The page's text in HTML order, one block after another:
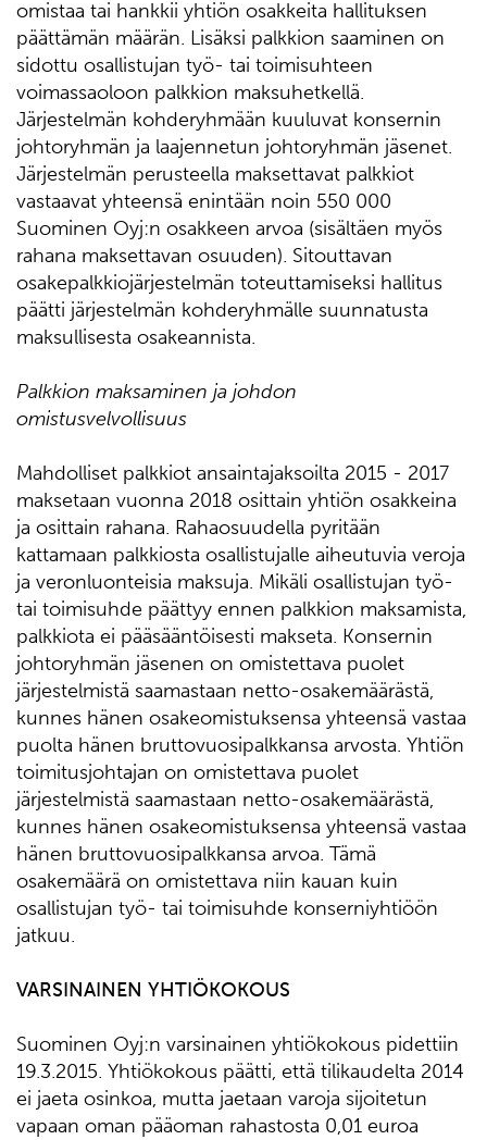
omistaa tai hankkii yhtiön osakkeita hallituksen
päättämän määrän. Lisäksi palkkion saaminen on
sidottu osallistujan työ- tai toimisuhteen
voimassaoloon palkkion maksuhetkellä.
Järjestelmän kohderyhmään kuuluvat konsernin
johtoryhmän ja laajennetun johtoryhmän jäsenet.
Järjestelmän perusteella maksettavat palkkiot
vastaavat yhteensä enintään noin 550 000
Suominen Oyj:n osakkeen arvoa (sisältäen myös
rahana maksettavan osuuden). Sitouttavan
osakepalkkiojärjestelmän toteuttamiseksi hallitus
päätti järjestelmän kohderyhmälle suunnatusta
maksullisesta osakeannista.
Palkkion maksaminen ja johdon
omistusvelvollisuus
Mahdolliset palkkiot ansaintajaksoilta 2015 - 2017
maksetaan vuonna 2018 osittain yhtiön osakkeina
ja osittain rahana. Rahaosuudella pyritään
kattamaan palkkiosta osallistujalle aiheutuvia veroja
ja veronluonteisia maksuja. Mikäli osallistujan työ-
tai toimisuhde päättyy ennen palkkion maksamista,
palkkiota ei pääsääntöisesti makseta. Konsernin
johtoryhmän jäsenen on omistettava puolet
järjestelmistä saamastaan netto-osakemäärästä,
kunnes hänen osakeomistuksensa yhteensä vastaa
puolta hänen bruttovuosipalkkansa arvosta. Yhtiön
toimitusjohtajan on omistettava puolet
järjestelmistä saamastaan netto-osakemäärästä,
kunnes hänen osakeomistuksensa yhteensä vastaa
hänen bruttovuosipalkkansa arvoa. Tämä
osakemäärä on omistettava niin kauan kuin
osallistujan työ- tai toimisuhde konserniyhtiöön
jatkuu.
VARSINAINEN YHTIÖKOKOUS
Suominen Oyj:n varsinainen yhtiökokous pidettiin
19.3.2015. Yhtiökokous päätti, että tilikaudelta 2014
ei jaeta osinkoa, mutta jaetaan varoja sijoitetun
vapaan oman pääoman rahastosta 0,01 euroa